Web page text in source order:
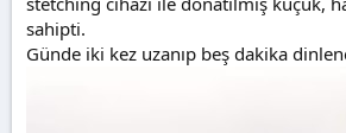
sahipti.
Günde iki kez uzanıp beş dakika